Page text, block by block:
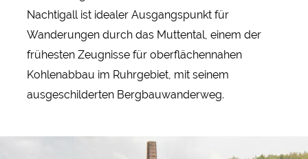
Nachtigall ist idealer Ausgangspunkt für
Wanderungen durch das Muttental, einem der
frühesten Zeugnisse für oberflächennahen
Kohlenabbau im Ruhrgebiet, mit seinem
ausgeschilderten Bergbauwanderweg.